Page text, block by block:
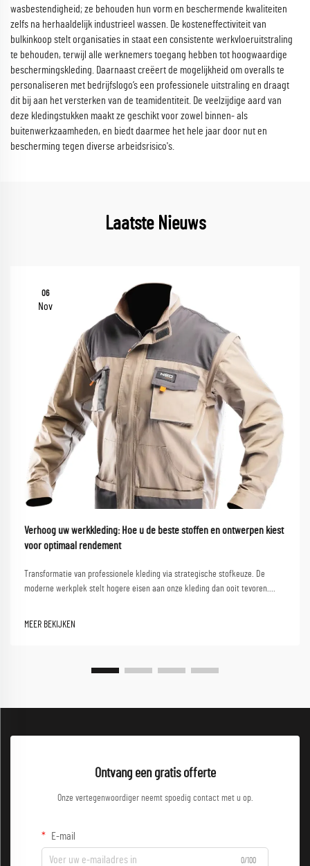
wasbestendigheid; ze behouden hun vorm en beschermende kwaliteiten
zelfs na herhaaldelijk industrieel wassen. De kosteneffectiviteit van
bulkinkoop stelt organisaties in staat een consistente werkvloeruitstraling
te behouden, terwijl alle werknemers toegang hebben tot hoogwaardige
beschermingskleding. Daarnaast creëert de mogelijkheid om overalls te
personaliseren met bedrijfslogo’s een professionele uitstraling en draagt
dit bij aan het versterken van de teamidentiteit. De veelzijdige aard van
deze kledingstukken maakt ze geschikt voor zowel binnen- als
buitenwerkzaamheden, en biedt daarmee het hele jaar door nut en
bescherming tegen diverse arbeidsrisico's.
Laatste Nieuws
06
Nov
Verhoog uw werkkleding: Hoe u de beste stoffen en ontwerpen kiest
voor optimaal rendement
Transformatie van professionele kleding via strategische stofkeuze. De
moderne werkplek stelt hogere eisen aan onze kleding dan ooit tevoren.
MEER BEKIJKEN
Ontvang een gratis offerte
Onze vertegenwoordiger neemt spoedig contact met u op.
E-mail
0/100